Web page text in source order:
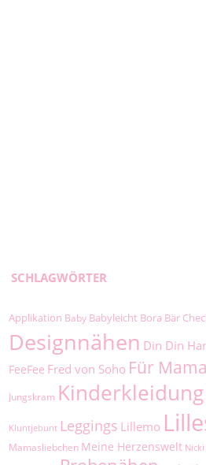
SCHLAGWÖRTER
Applikation Baby Babyleicht Bora Bär
Designnähen Din Din
FeeFee Fred von Soho Für Mama
Jungskram Kinderkleidung
Kluntjebunt Leggings Lillemo
Mamasliebchen Meine Herzenswelt Nicki